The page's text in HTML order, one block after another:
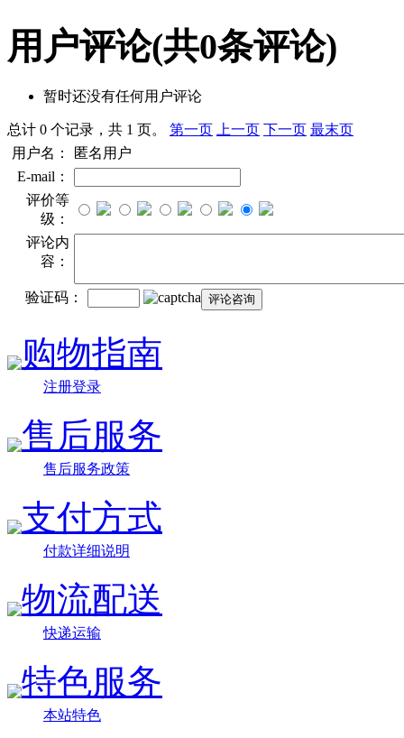
用户评论(共0条评论)
暂时还没有任何用户评论
总计 0 个记录，共 1 页。 第一页 上一页 下一页 最末页
用户名：
匿名用户
E-mail：
评价等
级：
评论内
容：
验证码：
购物指南
注册登录
售后服务
售后服务政策
支付方式
付款详细说明
物流配送
快递运输
特色服务
本站特色